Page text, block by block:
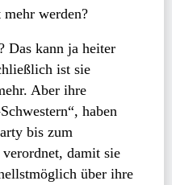
werden?
Das kann ja heiter
ist sie
Aber ihre
haben
bis zum
damit sie
über ihre